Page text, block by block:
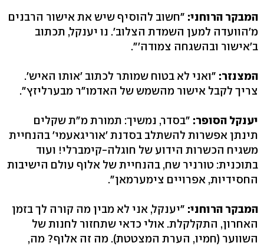
המבקר הרוחני: "חשוב להוסיף שיש את אישור הרבנים
מ'הוועדה למען השמדת הצלוב'. נו יענקל, תכתוב
ב'אישור ובהשגחה צמודה'".
המצנזר: "ואני לא בטוח שמותר לכתוב 'אותו האיש'.
צריך לקבל אישור מהשמש של האדמו"ר מבערליזץ".
יענקל הסופר: "בסדר, נמשיך: תמורת מ"ת שקלים
תינתן אפשרות להשתלב בסדנת 'אוריגאעמי' בהנחיית
משגיח הכשרות הידוע של חוגלה-קימברלי! ועוד
בתוכנית: טורניר שח, בהנחיית של אלוף עולם הישיבות
החסידיות, אפרויים צימערמאן".
המבקר הרוחני: "יענקל, אני לא מבין מה קורה לך בזמן
האחרון, התקלקלת. אולי כדאי שתחזור לחנות של
השווער (חמיו, הערת המצטטת). מה זה אלוף? מה,